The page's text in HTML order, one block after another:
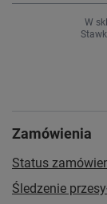
W
Zamówienia
Status
Śledzenie